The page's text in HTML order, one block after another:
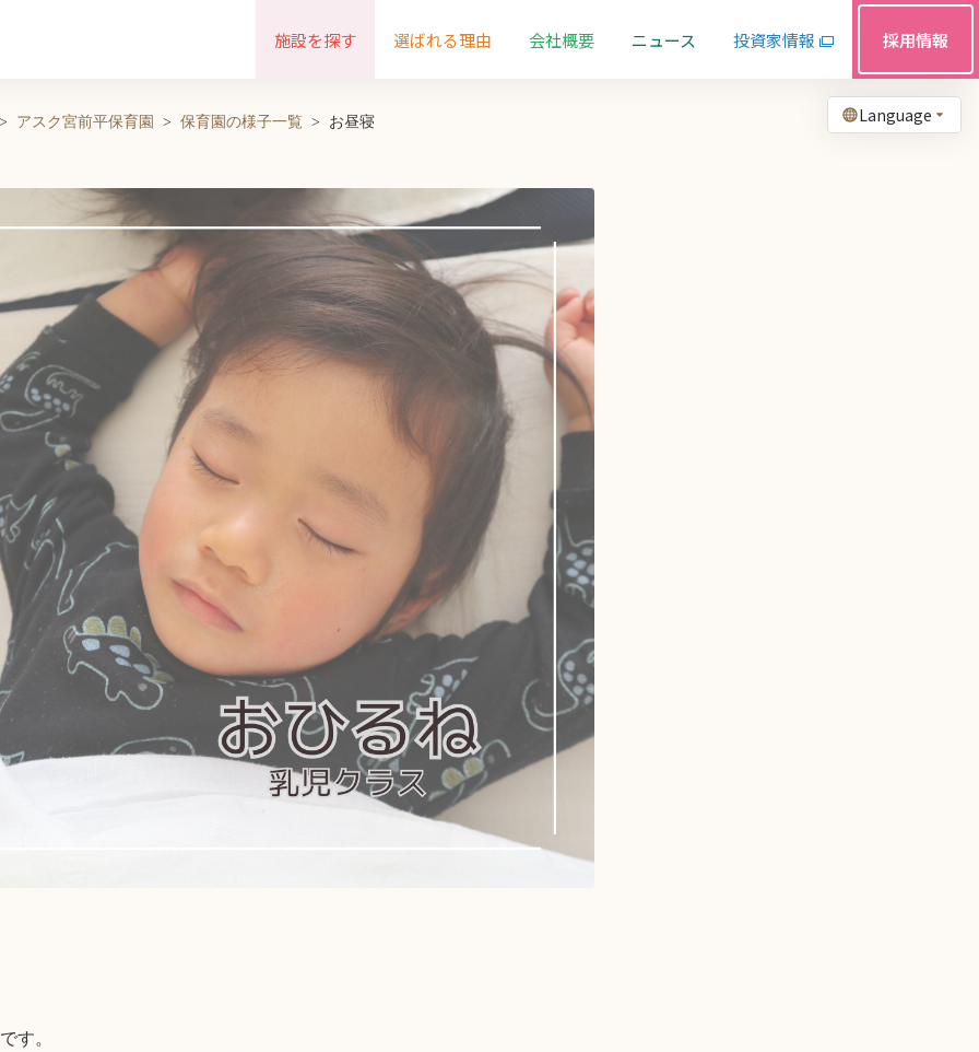
Language
施設を探す 選ばれる理由 会社概要 ニュース 投資家情報 採用情報
アスク宮前平保育園 保育園の様子一覧 お昼寝
す。